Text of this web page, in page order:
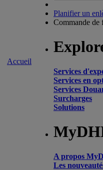
Accueil
Planifier un
Commande de
Services
Services en
Services
Surcharges
Solutions
A propos
Les